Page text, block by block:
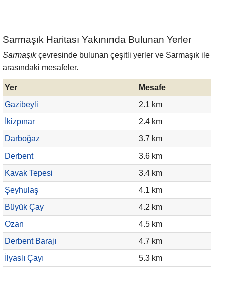
Sarmaşık Haritası Yakınında Bulunan Yerler
Sarmaşıkçevresinde bulunan çeşitli yerler ve Sarmaşık ile
arasındaki mesafeler.
Yer
Mesafe
Gazibeyli
2.1 km
İkizpınar
2.4 km
Darboğaz
3.7 km
Derbent
3.6 km
Kavak Tepesi
3.4 km
Şeyhulaş
4.1 km
Büyük Çay
4.2 km
Ozan
4.5 km
Derbent Barajı
4.7 km
İlyaslı Çayı
5.3 km